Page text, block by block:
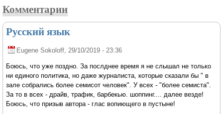
Комментарии
Русский язык
Eugene Sokoloff , 29/10/2019 - 23:36
Боюсь, что уже поздно. За послднее время я не слышал не только
ни единого политика, но даже журналиста, которые сказали бы " в
зале собрались более семисот человек". У всех - "более семиста".
За то в всех - драйв, трафик, барбекью. шоппинг.... далее везде!
Боюсь, что призыв автора - глас вопиющего в пустыне!